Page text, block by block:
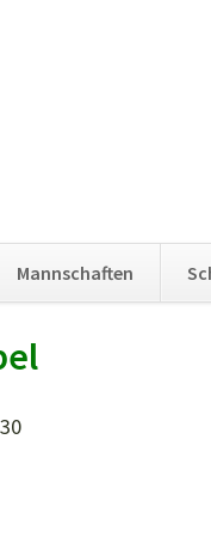
Mannschaften